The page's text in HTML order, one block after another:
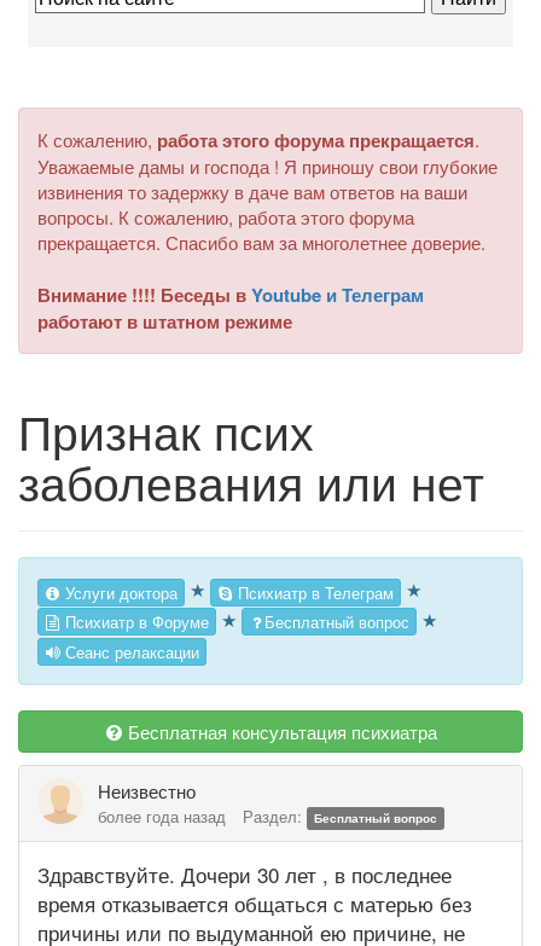
К сожалению, работа этого форума прекращается.
Уважаемые дамы и господа ! Я приношу свои глубокие
извинения то задержку в даче вам ответов на ваши
вопросы. К сожалению, работа этого форума
прекращается. Спасибо вам за многолетнее доверие.
Внимание !!!! Беседы вYoutube и Телеграм
работают в штатном режиме
Признак псих
заболевания или нет
Услуги доктора ★ Психиатр в Телеграм ★
Психиатр в Форуме ★ Бесплатный вопрос ★
Сеанс релаксации
Бесплатная консультация психиатра
Неизвестно
более года назад Раздел: Бесплатный вопрос
Здравствуйте. Дочери 30 лет , в последнее
время отказывается общаться с матерью без
причины или по выдуманной ею причине, не